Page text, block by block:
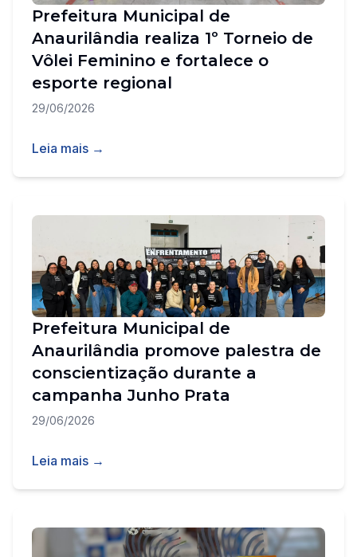
Prefeitura Municipal de
Anaurilândia realiza 1º Torneio de
Vôlei Feminino e fortalece o
esporte regional
29/06/2026
Leia mais →
Prefeitura Municipal de
Anaurilândia promove palestra de
conscientização durante a
campanha Junho Prata
29/06/2026
Leia mais →